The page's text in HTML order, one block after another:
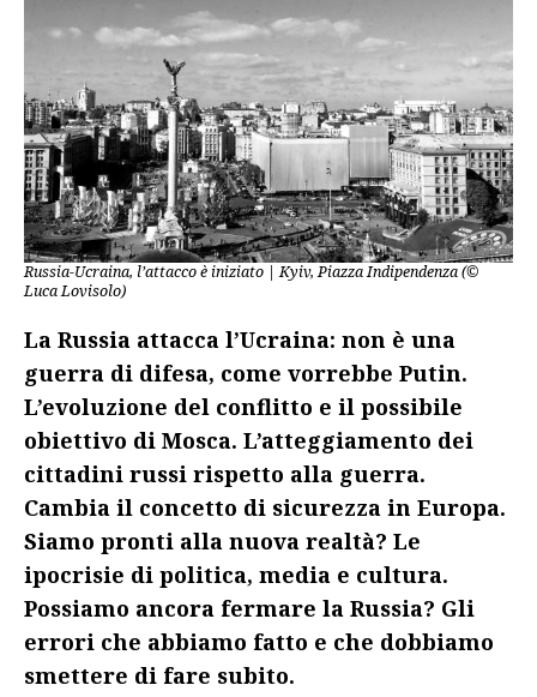
Russia-Ucraina, l’attacco è iniziato | Kyiv, Piazza Indipendenza (©
Luca Lovisolo)
La Russia attacca l’Ucraina: non è una
guerra di difesa, come vorrebbe Putin.
L’evoluzione del conflitto e il possibile
obiettivo di Mosca. L’atteggiamento dei
cittadini russi rispetto alla guerra.
Cambia il concetto di sicurezza in Europa.
Siamo pronti alla nuova realtà? Le
ipocrisie di politica, media e cultura.
Possiamo ancora fermare la Russia? Gli
errori che abbiamo fatto e che dobbiamo
smettere di fare subito.